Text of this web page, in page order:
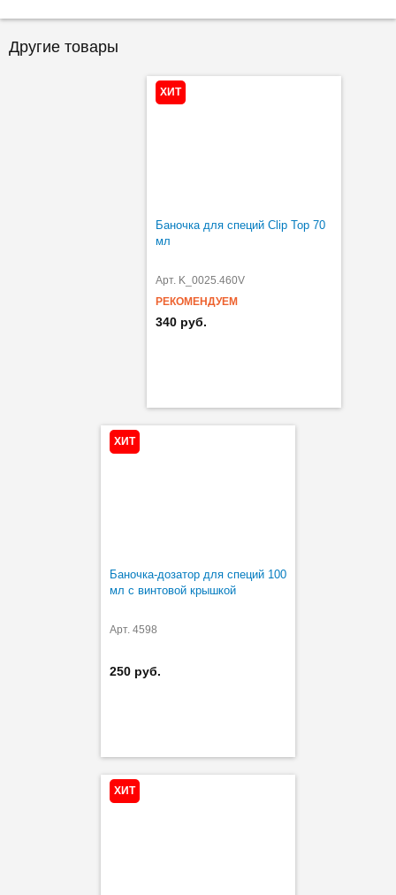
Другие товары
ХИТ
Баночка для специй Clip Top 70
мл
Арт. K_0025.460V
РЕКОМЕНДУЕМ
340 руб.
ХИТ
Баночка-дозатор для специй 100
мл с винтовой крышкой
Арт. 4598
250 руб.
ХИТ